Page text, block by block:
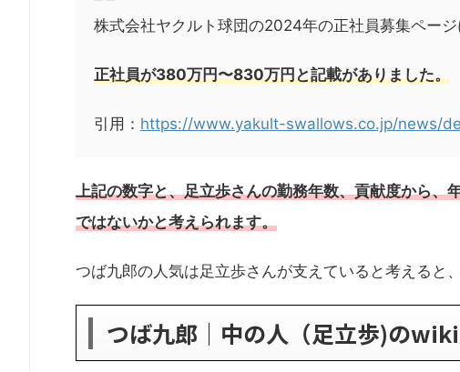
株式会社ヤクルト球団の2024年の正社員募集ページ
正社員が380万円〜830万円と記載がありました。
引用： https://www.yakult-swallows.co.jp/news/
上記の数字と、足立歩さんの勤務年数、貢献度から
ではないかと考えられます。
つば九郎の人気は足立歩さんが支えていると考えると
つば九郎｜中の人（足立歩)の